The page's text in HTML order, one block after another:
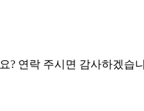
? 연락 주시면 감사하겠